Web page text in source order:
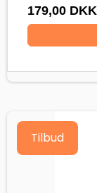
179,00 DKK
Tilbud